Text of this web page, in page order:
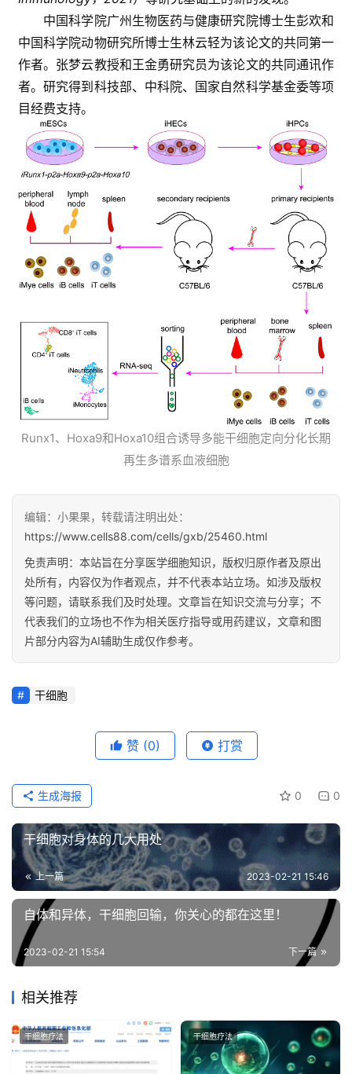
临
床
转
化
活
动
关
我
登录 注册
中国科学院广州生物医药与健康研究院博士生彭欢和
中国科学院动物研究所博士生林云轻为该论文的共同第一
作者。张梦云教授和王金勇研究员为该论文的共同通讯作
者。研究得到科技部、中科院、国家自然科学基金委等项
目经费支持。
Runx1、Hoxa9和Hoxa10组合诱导多能干细胞定向分化长期
再生多谱系血液细胞
编辑：小果果，转载请注明出处：
https://www.cells88.com/cells/gxb/25460.html
免责声明：本站旨在分享医学细胞知识，版权归原作者及原出
处所有，内容仅为作者观点，并不代表本站立场。如涉及版权
等问题，请联系我们及时处理。文章旨在知识交流与分享；不
代表我们的立场也不作为相关医疗指导或用药建议，文章和图
片部分内容为AI辅助生成仅作参考。
干细胞
赞 (0) 打赏
0 0
生成海报
干细胞对身体的几大用处
上一篇 2023-02-21 15:46
自体和异体，干细胞回输，你关心的都在这里！
下一篇
2023-02-21 15:54
相关推荐
干细胞疗法 干细胞疗法